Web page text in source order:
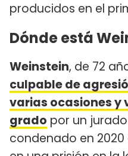
producidos en el
Dónde está
Weinstein, de 72
culpable de
varias ocasiones y
grado por un
condenado en